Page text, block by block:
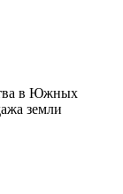
в Южных
земли